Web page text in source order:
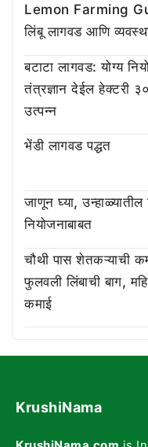
Lemon Farming
लिंबू लागवड आणि
बटाटा लागवड: योग्य
तंत्रज्ञान देईल हेक्टरी
उत्पन्न
भेंडी लागवड पद्धत
जाणून घ्या, उन्हाळ्यातील
नियोजनाबाबत
चौथी पास शेतकऱ्याची
फुलवली लिंबाची बाग,
कमाई
KrushiNama